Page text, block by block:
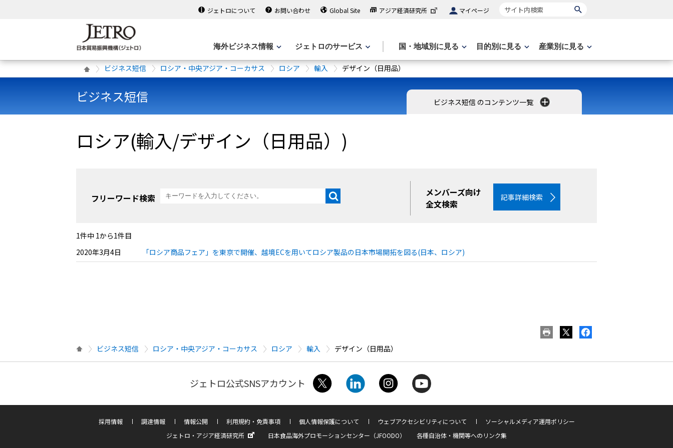
ジェトロについて お問い合わせ Global Site アジア経済研究所 マイページ サイト内検索
海外ビジネス情報 ジェトロのサービス 国・地域別に見る 目的別に見る 産業別に見る
ビジネス短信 ロシア・中央アジア・コーカサス ロシア 輸入 デザイン（日用品）
ビジネス短信 ビジネス短信 のコンテンツ一覧
ロシア(輸入/デザイン（日用品）)
フリーワード検索
メンバーズ向け
全文検索
記事詳細検索
1件中 1から1件目
2020年3月4日
「ロシア商品フェア」を東京で開催、越境ECを用いてロシア製品の日本市場開拓を図る(日本、ロシア)
ビジネス短信 ロシア・中央アジア・コーカサス ロシア 輸入 デザイン（日用品）
ジェトロ公式SNSアカウント
採用情報 調達情報 情報公開 利用規約・免責事項 個人情報保護について ウェブアクセシビリティについて
ソーシャルメディア運用ポリシー
ジェトロ・アジア経済研究所
日本食品海外プロモーションセンター（JFOODO） 各種自治体・機関等へのリンク集